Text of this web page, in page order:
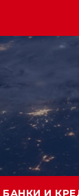
БАНКИ И